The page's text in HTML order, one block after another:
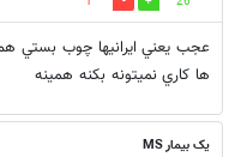
عجب يعني ايرانيها چوب بستي
ها كاري نميتونه بكنه همينه
یک بیمار MS